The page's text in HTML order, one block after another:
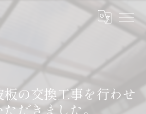
板の交換工事を行わせ
だきました。